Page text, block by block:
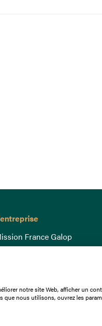
France Galop
les courses
Docuthèque
notre site Web, afficher un
nous utilisons, ouvrez les